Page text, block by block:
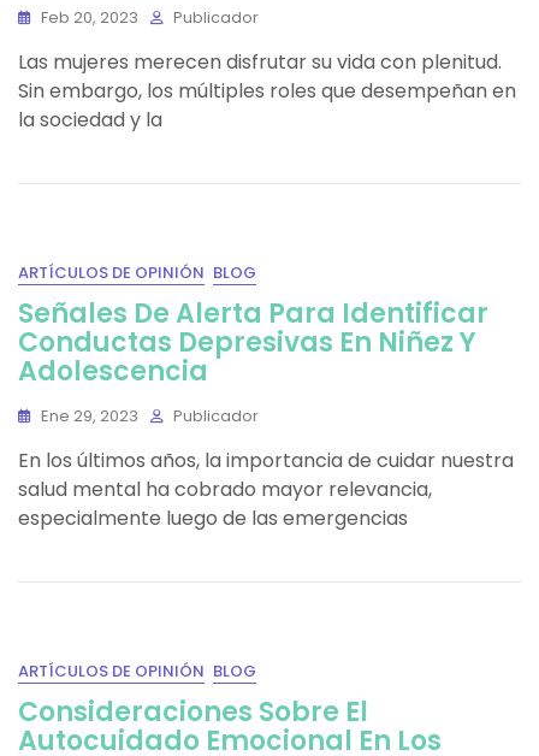
Feb 20, 2023 Publicador
Las mujeres merecen disfrutar su vida con plenitud.
Sin embargo, los múltiples roles que desempeñan en
la sociedad y la
ARTÍCULOS DE OPINIÓN BLOG
Señales De Alerta Para Identificar
Conductas Depresivas En Niñez Y
Adolescencia
Ene 29, 2023 Publicador
En los últimos años, la importancia de cuidar nuestra
salud mental ha cobrado mayor relevancia,
especialmente luego de las emergencias
ARTÍCULOS DE OPINIÓN BLOG
Consideraciones Sobre El
Autocuidado Emocional En Los